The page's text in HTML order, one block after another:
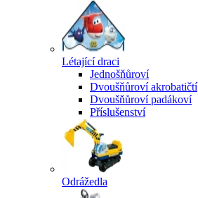
Létající draci
Jednošňůroví
Dvoušňůroví akrobatičtí
Dvoušňůroví padákoví
Příslušenství
Odrážedla